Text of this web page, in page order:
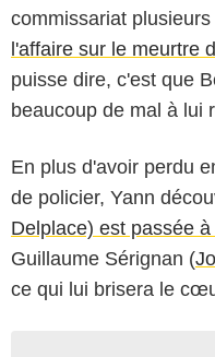
commissariat
l'affaire sur le meurtre
puisse dire, c'est que
beaucoup de mal à lui
En plus d'avoir perdu
de policier, Yann
Delplace) est passée
Guillaume Sérignan (
ce qui lui brisera le